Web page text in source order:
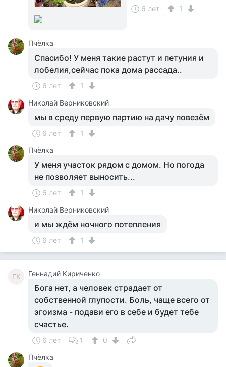
6 лет 1
Пчёлка
Спасибо! У меня такие растут и петуния и
лобелия,сейчас пока дома рассада..
6 лет
1
Николай Верниковский
мы в среду первую партию на дачу повезём
6 лет
1
Пчёлка
У меня участок рядом с домом. Но погода
не позволяет выносить...
6 лет
1
Николай Верниковский
и мы ждём ночного потепления
6 лет 1
ГК Геннадий Кириченко
Бога нет, а человек страдает от
собственной глупости. Боль, чаще всего от
эгоизма - подави его в себе и будет тебе
счастье.
6 лет 1
0
Пчёлка